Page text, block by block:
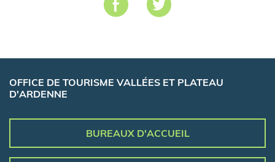
OFFICE DE TOURISME VALLÉES ET PLATEAU
D'ARDENNE
BUREAUX D'ACCUEIL